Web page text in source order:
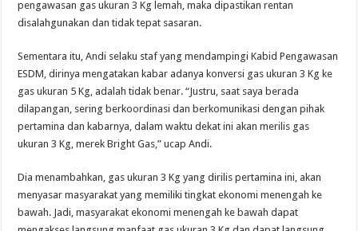
pengawasan gas ukuran 3 Kg lemah, maka dipastikan rentan
disalahgunakan dan tidak tepat sasaran.
Sementara itu, Andi selaku staf yang mendampingi Kabid Pengawasan
ESDM, dirinya mengatakan kabar adanya konversi gas ukuran 3 Kg ke
gas ukuran 5 Kg, adalah tidak benar. “Justru, saat saya berada
dilapangan, sering berkoordinasi dan berkomunikasi dengan pihak
pertamina dan kabarnya, dalam waktu dekat ini akan merilis gas
ukuran 3 Kg, merek Bright Gas,” ucap Andi.
Dia menambahkan, gas ukuran 3 Kg yang dirilis pertamina ini, akan
menyasar masyarakat yang memiliki tingkat ekonomi menengah ke
bawah. Jadi, masyarakat ekonomi menengah ke bawah dapat